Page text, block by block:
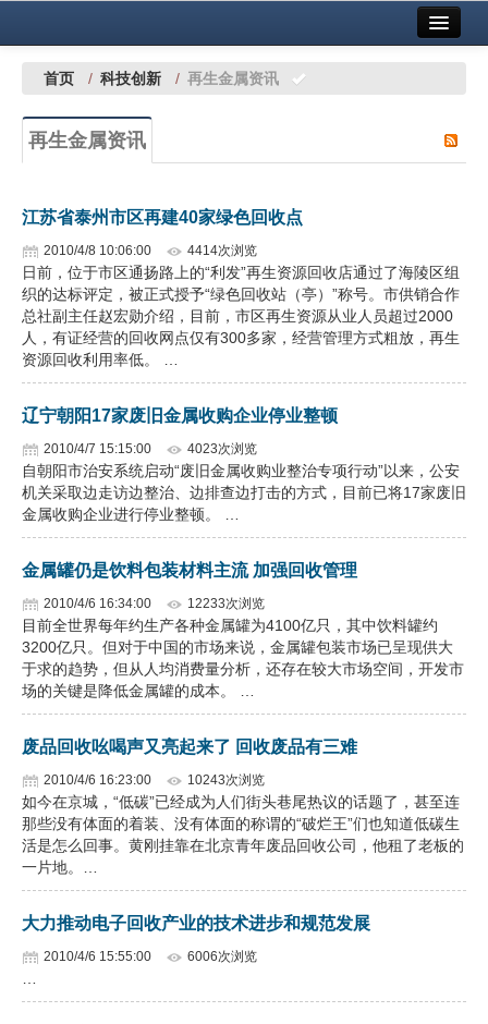
中国有色金属报社主办 广告服务
铜镍铅锌
稀有稀土
有色市场
科技
镁钛
地矿 建设
党建工作
企业文化
《资源再生》杂志
行情报价
数字报
首页 / 科技创新 / 再生金属资讯
再生金属资讯
江苏省泰州市区再建40家绿色回收点
2010/4/8 10:06:00 4414次浏览
日前，位于市区通扬路上的“利发”再生资源回收店通过了海陵区组
织的达标评定，被正式授予“绿色回收站（亭）”称号。市供销合作
总社副主任赵宏勋介绍，目前，市区再生资源从业人员超过2000
人，有证经营的回收网点仅有300多家，经营管理方式粗放，再生
资源回收利用率低。 …
辽宁朝阳17家废旧金属收购企业停业整顿
2010/4/7 15:15:00 4023次浏览
自朝阳市治安系统启动“废旧金属收购业整治专项行动”以来，公安
机关采取边走访边整治、边排查边打击的方式，目前已将17家废旧
金属收购企业进行停业整顿。 …
金属罐仍是饮料包装材料主流 加强回收管理
2010/4/6 16:34:00 12233次浏览
目前全世界每年约生产各种金属罐为4100亿只，其中饮料罐约
3200亿只。但对于中国的市场来说，金属罐包装市场已呈现供大
于求的趋势，但从人均消费量分析，还存在较大市场空间，开发市
场的关键是降低金属罐的成本。 …
废品回收吆喝声又亮起来了 回收废品有三难
2010/4/6 16:23:00 10243次浏览
如今在京城，“低碳”已经成为人们街头巷尾热议的话题了，甚至连
那些没有体面的着装、没有体面的称谓的“破烂王”们也知道低碳生
活是怎么回事。黄刚挂靠在北京青年废品回收公司，他租了老板的
一片地。…
大力推动电子回收产业的技术进步和规范发展
2010/4/6 15:55:00 6006次浏览